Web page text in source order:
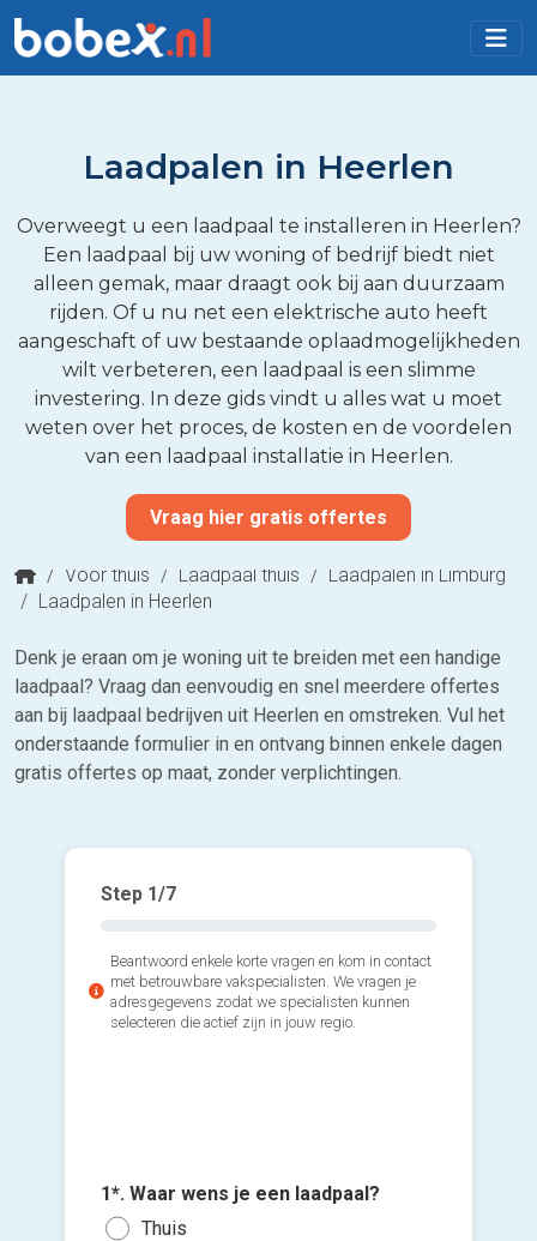
Laadpalen in Heerlen
Overweegt u een laadpaal te installeren in Heerlen?
Een laadpaal bij uw woning of bedrijf biedt niet
alleen gemak, maar draagt ook bij aan duurzaam
rijden. Of u nu net een elektrische auto heeft
aangeschaft of uw bestaande oplaadmogelijkheden
wilt verbeteren, een laadpaal is een slimme
investering. In deze gids vindt u alles wat u moet
weten over het proces, de kosten en de voordelen
van een laadpaal installatie in Heerlen.
Vraag hier gratis offertes
/ Voor thuis / Laadpaal thuis / Laadpalen in Limburg
/ Laadpalen in Heerlen
Denk je eraan om je woning uit te breiden met een handige
laadpaal? Vraag dan eenvoudig en snel meerdere offertes
aan bij laadpaal bedrijven uit Heerlen en omstreken. Vul het
onderstaande formulier in en ontvang binnen enkele dagen
gratis offertes op maat, zonder verplichtingen.
Step 1/7
Beantwoord enkele korte vragen en kom in contact
met betrouwbare vakspecialisten. We vragen je
adresgegevens zodat we specialisten kunnen
selecteren die actief zijn in jouw regio.
1*. Waar wens je een laadpaal?
Thuis